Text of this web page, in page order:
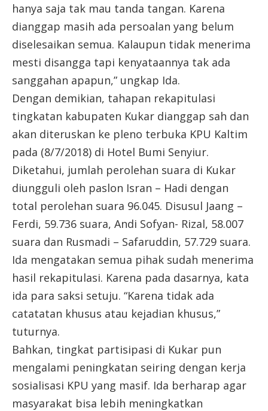
hanya saja tak mau tanda tangan. Karena
dianggap masih ada persoalan yang belum
diselesaikan semua. Kalaupun tidak menerima
mesti disangga tapi kenyataannya tak ada
sanggahan apapun,” ungkap Ida.
Dengan demikian, tahapan rekapitulasi
tingkatan kabupaten Kukar dianggap sah dan
akan diteruskan ke pleno terbuka KPU Kaltim
pada (8/7/2018) di Hotel Bumi Senyiur.
Diketahui, jumlah perolehan suara di Kukar
diungguli oleh paslon Isran – Hadi dengan
total perolehan suara 96.045. Disusul Jaang –
Ferdi, 59.736 suara, Andi Sofyan- Rizal, 58.007
suara dan Rusmadi – Safaruddin, 57.729 suara.
Ida mengatakan semua pihak sudah menerima
hasil rekapitulasi. Karena pada dasarnya, kata
ida para saksi setuju. “Karena tidak ada
catatatan khusus atau kejadian khusus,”
tuturnya.
Bahkan, tingkat partisipasi di Kukar pun
mengalami peningkatan seiring dengan kerja
sosialisasi KPU yang masif. Ida berharap agar
masyarakat bisa lebih meningkatkan